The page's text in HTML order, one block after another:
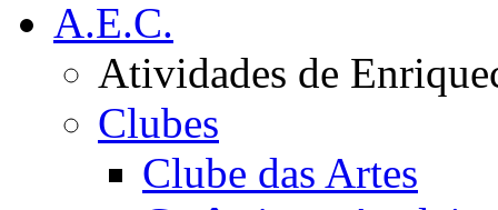
A.E.C.
Atividades de
Clubes
Clube das Artes